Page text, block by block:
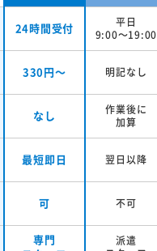
24時間受付
平日
9:00～19:00
330円～ 明記なし
なし
作業後に
加算
最短即日 翌日以降
可 不可
専門
派遣